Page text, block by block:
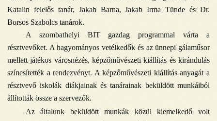
Katalin felelős tanár, Jakab Barna, Jakab Irma Tünde és Dr.
Borsos Szabolcs tanárok.
A szombathelyi BIT gazdag programmal várta a
résztvevőket. A hagyományos vetélkedők és az ünnepi gálaműsor
mellett játékos városnézés, képzőművészeti kiállítás és kirándulás
színesítették a rendezvényt. A képzőművészeti kiállítás anyagát a
résztvevő iskolák diákjainak és tanárainak beküldött munkáiból
állították össze a szervezők.
Az általunk beküldött munkák közül kiemelkedő volt